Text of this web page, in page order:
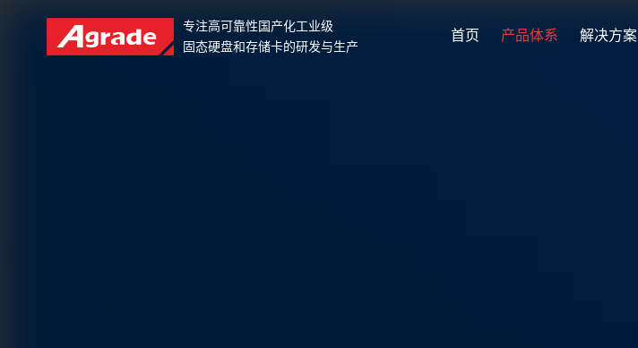
专注高可靠性国产化工业级
固态硬盘和存储卡的研发与生产
首页 产品体系 解决方案